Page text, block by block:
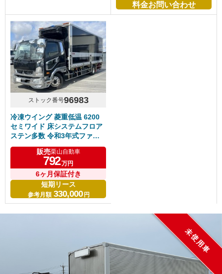
料金お問い合わせ
ストック番号96983
冷凍ウイング 菱重低温 6200
セミワイド 床システムフロア
ステン多数 令和3年式ファイ
ター リアエアサス 6速マニュ
販売栗山自動車
792万円
6ヶ月保証付き
短期リース
参考月額 330,000 円
未使用車